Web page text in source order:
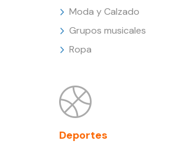
Moda y Calzado
Grupos musicales
Ropa
Deportes